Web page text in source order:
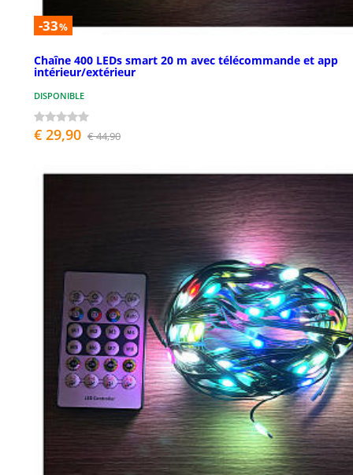
-33%
Chaîne 400 LEDs smart 20 m avec télécommande et app
intérieur/extérieur
DISPONIBLE
€ 29,90 € 44,90